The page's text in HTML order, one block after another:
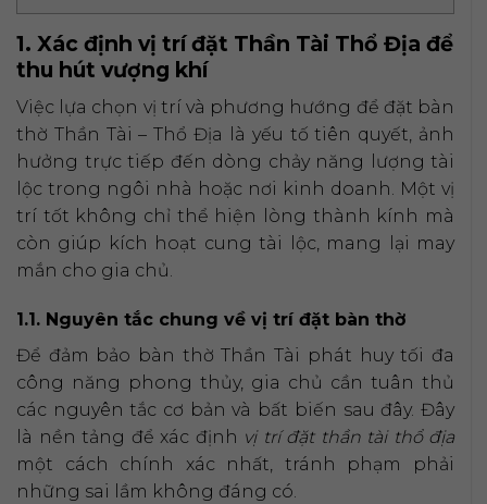
1. Xác định vị trí đặt Thần Tài Thổ Địa để
thu hút vượng khí
Việc lựa chọn vị trí và phương hướng để đặt bàn
thờ Thần Tài – Thổ Địa là yếu tố tiên quyết, ảnh
hưởng trực tiếp đến dòng chảy năng lượng tài
lộc trong ngôi nhà hoặc nơi kinh doanh. Một vị
trí tốt không chỉ thể hiện lòng thành kính mà
còn giúp kích hoạt cung tài lộc, mang lại may
mắn cho gia chủ.
1.1. Nguyên tắc chung về vị trí đặt bàn thờ
Để đảm bảo bàn thờ Thần Tài phát huy tối đa
công năng phong thủy, gia chủ cần tuân thủ
các nguyên tắc cơ bản và bất biến sau đây. Đây
là nền tảng để xác định vị trí đặt thần tài thổ địa
một cách chính xác nhất, tránh phạm phải
những sai lầm không đáng có.